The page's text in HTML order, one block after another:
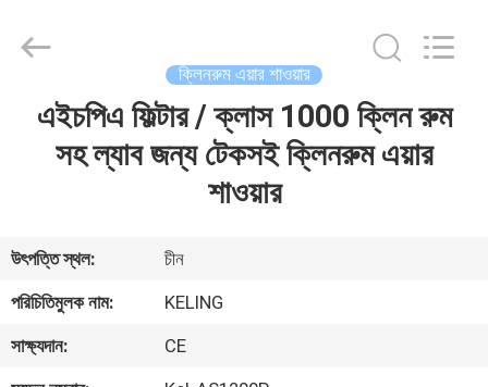
বাড়ি
আমাদের
সম্বন্ধে
কারখানা
Technology
Company.
ক্লিনরুম এয়ার শাওয়ার
এইচপিএ ফিল্টার / ক্লাস 1000 ক্লিন রুম
সহ ল্যাব জন্য টেকসই ক্লিনরুম এয়ার
শাওয়ার
উৎপত্তি স্থল:
চীন
পরিচিতিমুলক নাম:
KELING
সাক্ষ্যদান:
CE